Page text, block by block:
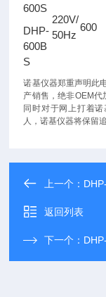
600S
220V/
50Hz
600
DHP-
600B
S
诺基仪器郑重声明此
产销售，绝非OEM代
同时对于网上打着诺
人，诺基仪器将保留
上一个： DHP-
返回列表
下一个： DHP-